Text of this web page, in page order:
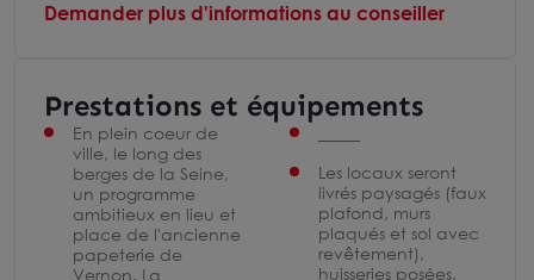
Demander plus d'informations au conseiller
Prestations et équipements
En plein coeur de
ville, le long des
berges de la Seine,
un programme
ambitieux en lieu et
place de l'ancienne
papeterie de
Vernon. La
Les locaux seront
livrés paysagés (faux
plafond, murs
plaqués et sol avec
revêtement),
huisseries posées,